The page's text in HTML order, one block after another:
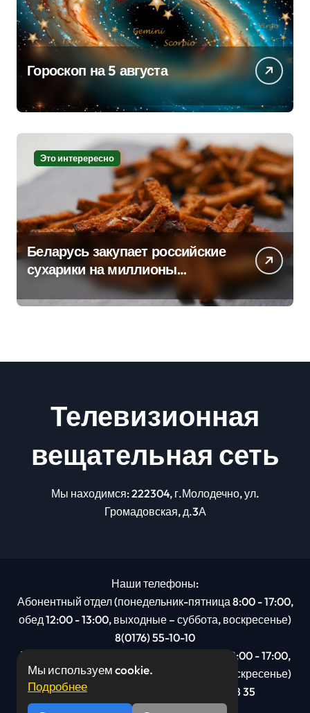
Гороскоп на 5 августа
Это интерересно
Беларусь закупает российские
сухарики на миллионы
долларов – смотрим сумму
Телевизионная
вещательная сеть
Мы находимся: 222304, г.Молодечно, ул.
Громадовская, д.3А
Наши телефоны:
Абонентный отдел (понедельник-пятница 8:00 - 17:00,
обед 12:00 - 13:00, выходные – суббота, воскресенье)
8(0176) 55-10-10
Рекламный отдел (понедельник-пятница 8:00 - 17:00,
обед 12:00 - 13:00, выходные – суббота, воскресенье)
8(0176): 54 95 80, МТС +375 29 201 78 35
Мы используем cookie.
Подробнее